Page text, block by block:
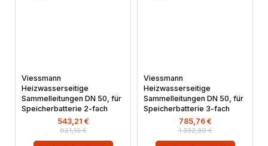
Viessmann
Heizwasserseitige
Sammelleitungen DN 50, für
Speicherbatterie 2-fach
921,10€
543,21 €
Viessmann
Heizwasserseitige
Sammelleitungen DN 50, für
Speicherbatterie 3-fach
1.332,30€
785,76 €